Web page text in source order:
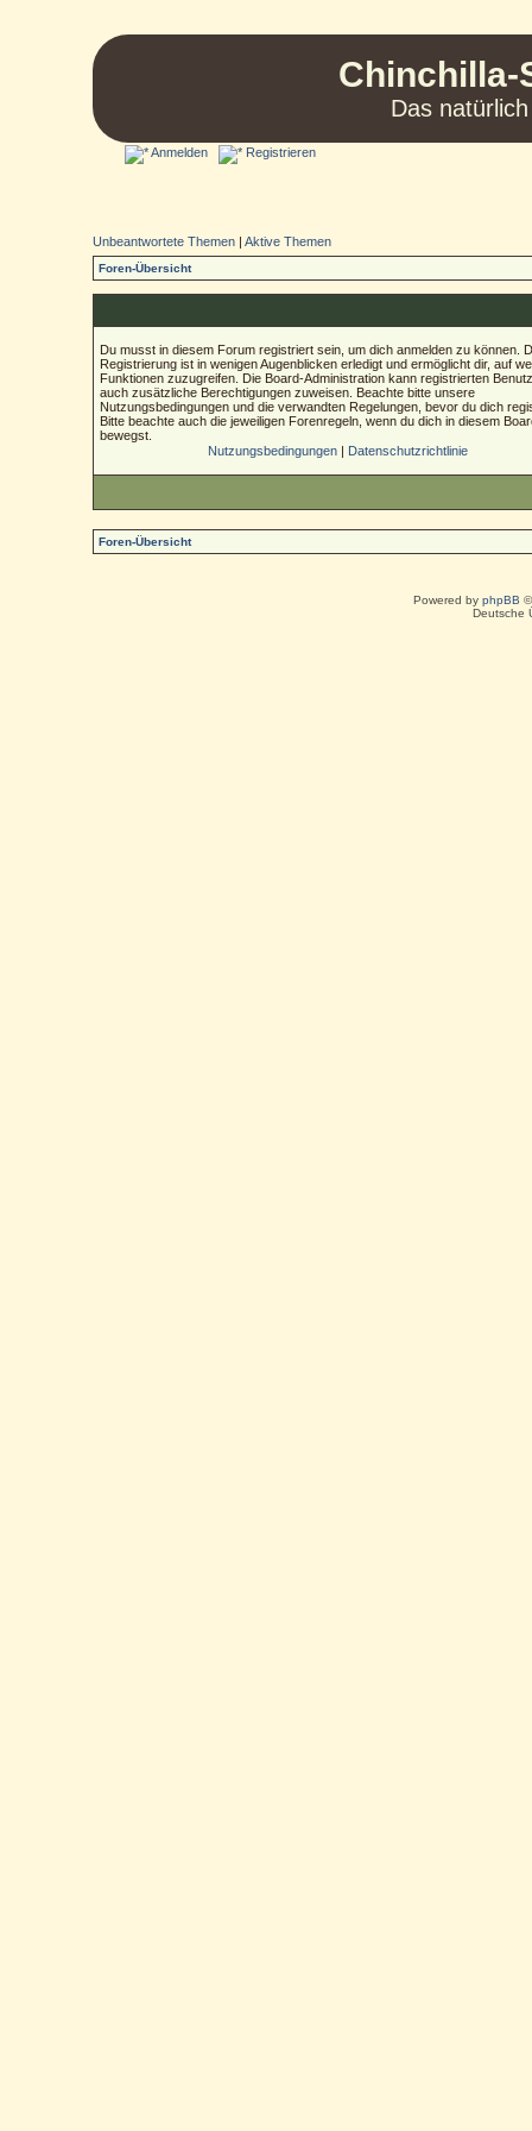
Chinchilla-
Das
Anmelden Registrieren
Unbeantwortete Themen |Aktive Themen
Foren-Übersicht
Du musst in diesem Forum registriert sein, um dich anmelden zu können.
Registrierung ist in wenigen Augenblicken erledigt und ermöglicht dir, auf
Funktionen zuzugreifen. Die Board-Administration kann registrierten
auch zusätzliche Berechtigungen zuweisen. Beachte bitte unsere
Nutzungsbedingungen und die verwandten Regelungen, bevor du dich
Bitte beachte auch die jeweiligen Forenregeln, wenn du dich in diesem
bewegst.
Nutzungsbedingungen| Datenschutzrichtlinie
Foren-Übersicht
Powered by phpBB
Deutsche